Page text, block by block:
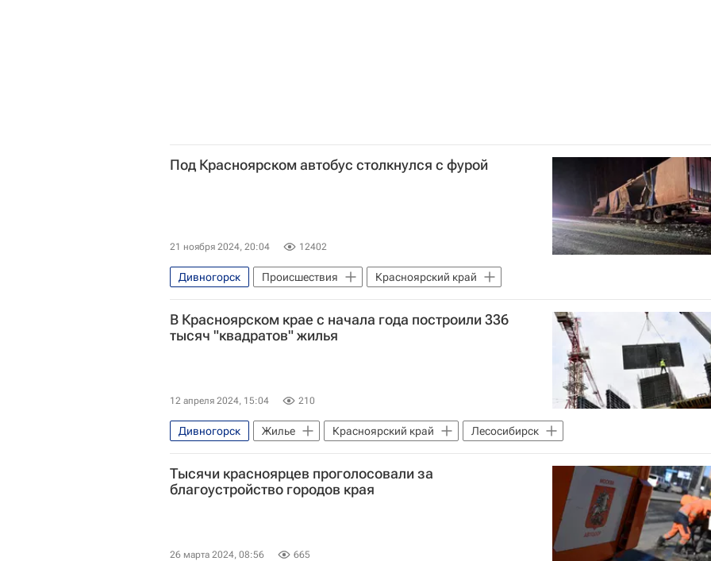
Под Красноярском автобус столкнулся с фурой
21 ноября 2024, 20:04 12402
Дивногорск Происшествия Красноярский край
В Красноярском крае с начала года построили 336
тысяч "квадратов" жилья
12 апреля 2024, 15:04 210
Дивногорск Жилье Красноярский край Лесосибирск
Тысячи красноярцев проголосовали за
благоустройство городов края
26 марта 2024, 08:56 665